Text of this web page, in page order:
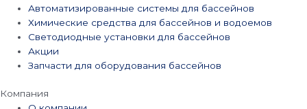
Автоматизированные системы для бассейнов
Химические средства для бассейнов и водоемов
Светодиодные установки для бассейнов
Акции
Запчасти для оборудования бассейнов
Компания